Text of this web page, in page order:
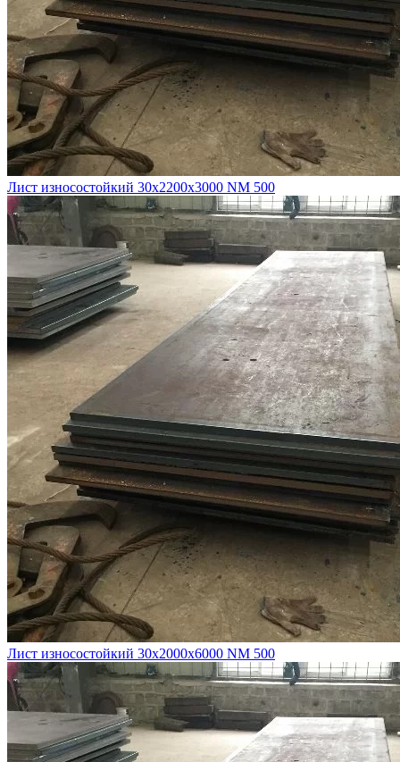
Лист износостойкий 30х2200х3000 NM 500
Лист износостойкий 30х2000х6000 NM 500